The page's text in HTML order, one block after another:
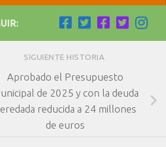
SIGUIENTE HISTORIA
Aprobado el Presupuesto
de 2025 y con la deuda
reducida a 24 millones
de euros